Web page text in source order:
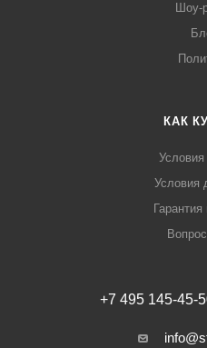
Шоу-
КАК
Условия
+7 495 145-45-